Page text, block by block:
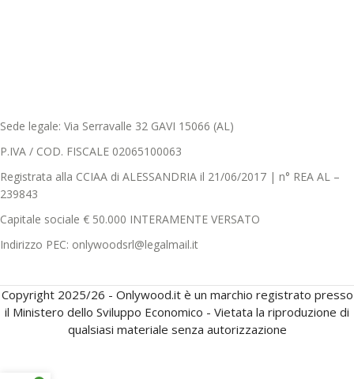
Sede legale: Via Serravalle 32 GAVI 15066 (AL)
P.IVA / COD. FISCALE 02065100063
Registrata alla CCIAA di ALESSANDRIA il 21/06/2017 | n° REA AL –
239843
Capitale sociale € 50.000 INTERAMENTE VERSATO
Indirizzo PEC: onlywoodsrl@legalmail.it
Copyright 2025/26 - Onlywood.it è un marchio registrato presso
il Ministero dello Sviluppo Economico - Vietata la riproduzione di
qualsiasi materiale senza autorizzazione